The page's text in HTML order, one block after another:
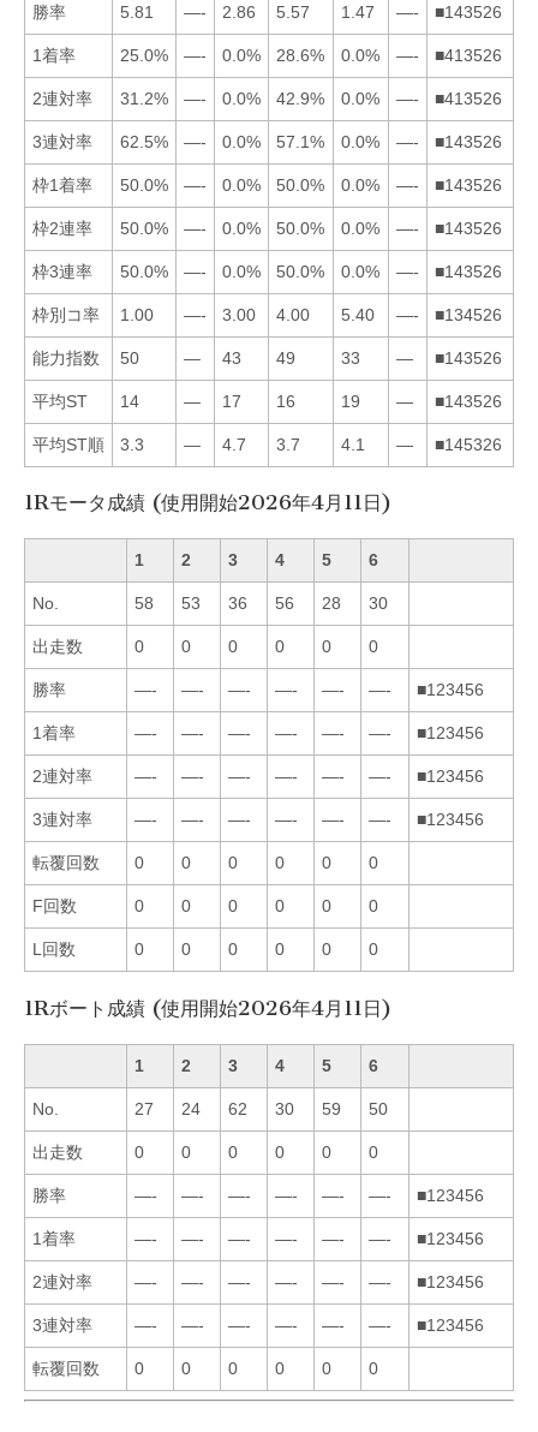
勝率 5.81 —- 2.86 5.57 1.47 —- ■143526
1着率 25.0% —- 0.0% 28.6% 0.0% —- ■413526
2連対率 31.2% —- 0.0% 42.9% 0.0% —- ■413526
3連対率 62.5% —- 0.0% 57.1% 0.0% —- ■143526
枠1着率 50.0% —- 0.0% 50.0% 0.0% —- ■143526
枠2連率 50.0% —- 0.0% 50.0% 0.0% —- ■143526
枠3連率 50.0% —- 0.0% 50.0% 0.0% —- ■143526
枠別コ率 1.00 —- 3.00 4.00 5.40 —- ■134526
能力指数 50 — 43 49 33 — ■143526
平均ST 14 — 17 16 19 — ■143526
平均ST順 3.3 — 4.7 3.7 4.1 — ■145326
1Rモータ成績 (使用開始2026年4月11日)
1 2 3 4 5 6
No. 58 53 36 56 28 30
出走数 0 0 0 0 0 0
勝率 —- —- —- —- —- —- ■123456
1着率 —- —- —- —- —- —- ■123456
2連対率 —- —- —- —- —- —- ■123456
3連対率 —- —- —- —- —- —- ■123456
転覆回数 0 0 0 0 0 0
F回数 0 0 0 0 0 0
L回数 0 0 0 0 0 0
1Rボート成績 (使用開始2026年4月11日)
1 2 3 4 5 6
No. 27 24 62 30 59 50
出走数 0 0 0 0 0 0
勝率 —- —- —- —- —- —- ■123456
1着率 —- —- —- —- —- —- ■123456
2連対率 —- —- —- —- —- —- ■123456
3連対率 —- —- —- —- —- —- ■123456
転覆回数 0 0 0 0 0 0